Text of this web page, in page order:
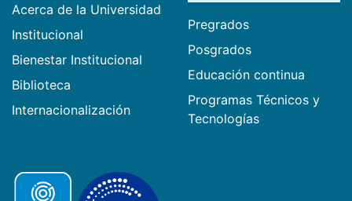
Acerca de la Universidad
Institucional
Bienestar Institucional
Biblioteca
Internacionalización
Pregrados
Posgrados
Educación continua
Programas Técnicos y
Tecnologías